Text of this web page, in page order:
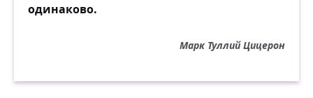
одинаково.
Марк Туллий Цицерон